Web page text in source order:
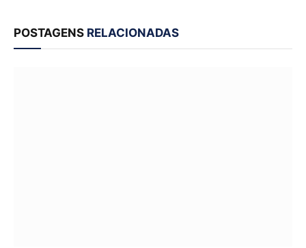
POSTAGENS RELACIONADAS